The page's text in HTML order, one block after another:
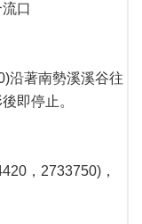
口
沿著南勢溪溪谷往
即停止。
，2733750)，